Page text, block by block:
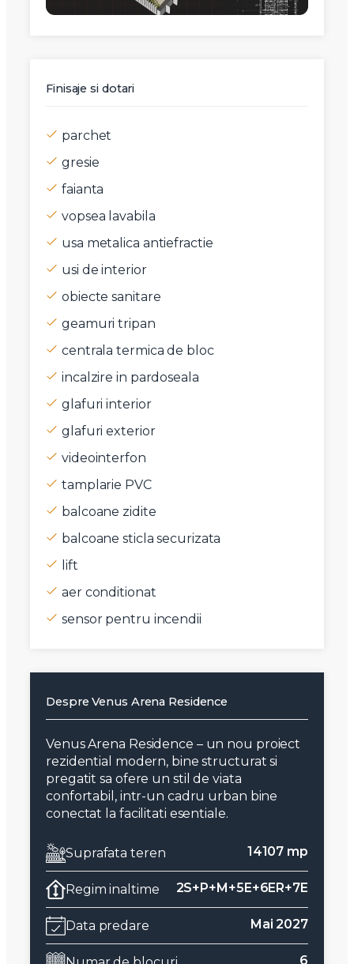
Finisaje si dotari
parchet
gresie
faianta
vopsea lavabila
usa metalica antiefractie
usi de interior
obiecte sanitare
geamuri tripan
centrala termica de bloc
incalzire in pardoseala
glafuri interior
glafuri exterior
videointerfon
tamplarie PVC
balcoane zidite
balcoane sticla securizata
lift
aer conditionat
sensor pentru incendii
Despre Venus Arena Residence
Venus Arena Residence – un nou proiect
rezidential modern, bine structurat si
pregatit sa ofere un stil de viata
confortabil, intr-un cadru urban bine
conectat la facilitati esentiale.
Suprafata teren 14107 mp
Regim inaltime 2S+P+M+5E+6ER+7E
Data predare Mai 2027
6